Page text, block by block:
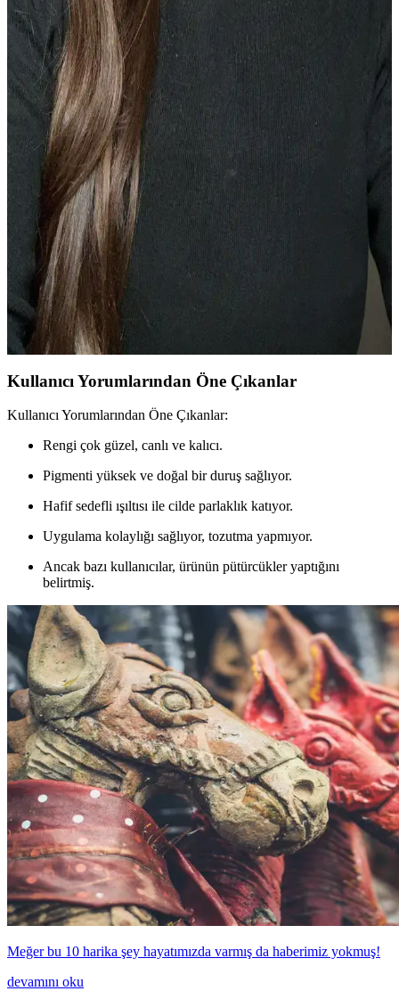
Rom&nd allıkları pastel tonlarda hafif pigmentasyon sunarken koyu
tenlerde yetersiz kalıyor. Lilybyred ve Judydoll gibi markalar daha
yoğun renk ve krem form sunuyor. Doğru fırça ve katmanlama ile
K-Beauty allıkları doğal görünüm sağlıyor.
31 Yaşında Güncellenmiş Doğal ve Günlük Makyaj
Rutini Ürün Seçimleri
31 yaşındaki kullanıcı, doğal ve yumuşak tonlarla günlük makyaj
rutinini güncelledi. Cilt tonunu dengeleyen ürünler ve sabitleyici
pudra kullanımının azaltılmasıyla genç ve taze bir görünüm elde
edildi.
Allık Kullanımında Dozaj ve Yüz Makyajında
Dengenin Önemi ve Uygulama Teknikleri
Allık kullanımı, makyajın genel dengesini sağlamak için önemlidir.
Dozaj, uygulama alanları ve diğer makyaj ürünleriyle uyum, yüzün
doğal ve canlı görünmesini etkiler. Kamera ve gerçek hayat farkları
göz önünde bulundurulmalıdır.
Kullanıcı Yorumlarından Öne Çıkanlar
Kullanıcı Yorumlarından Öne Çıkanlar:
Rengi çok güzel, canlı ve kalıcı.
Pigmenti yüksek ve doğal bir duruş sağlıyor.
Hafif sedefli ışıltısı ile cilde parlaklık katıyor.
Uygulama kolaylığı sağlıyor, tozutma yapmıyor.
Ancak bazı kullanıcılar, ürünün pütürcükler yaptığını
belirtmiş.
Meğer bu 10 harika şey hayatımızda varmış da haberimiz yokmuş!
devamını oku